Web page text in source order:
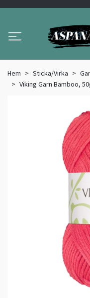
Hem Sticka/Virka
Viking Garn Bamboo,